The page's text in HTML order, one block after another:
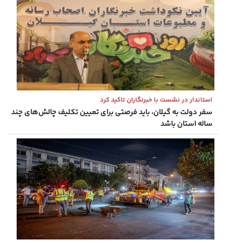
استاندار در نشست با خبرنگاران تاکید کرد
سفر دولت به گیلان، باید فرصتی برای تعیین تکلیف چالش‌های چند
ساله استان باشد